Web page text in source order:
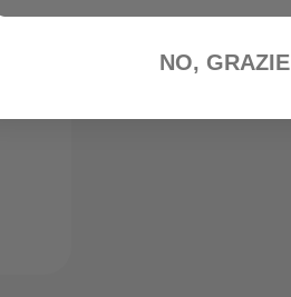
NO, GRAZIE